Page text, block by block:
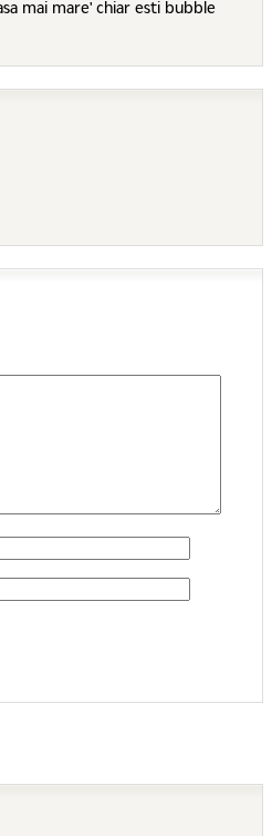
mai mare' chiar esti bubble